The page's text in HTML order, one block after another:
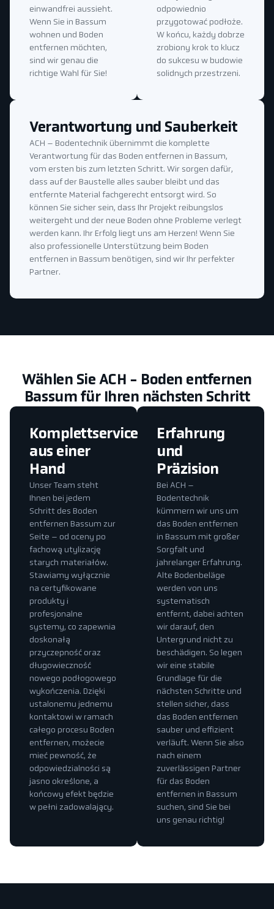
odpowiednio
przygotować podłoże.
W końcu, każdy dobrze
zrobiony krok to klucz
do sukcesu w budowie
solidnych przestrzeni.
einwandfrei aussieht.
Wenn Sie in Bassum
wohnen und Boden
entfernen möchten,
sind wir genau die
richtige Wahl für Sie!
Verantwortung und Sauberkeit
ACH – Bodentechnik übernimmt die komplette
Verantwortung für das Boden entfernen in Bassum,
vom ersten bis zum letzten Schritt. Wir sorgen dafür,
dass auf der Baustelle alles sauber bleibt und das
entfernte Material fachgerecht entsorgt wird. So
können Sie sicher sein, dass Ihr Projekt reibungslos
weitergeht und der neue Boden ohne Probleme verlegt
werden kann. Ihr Erfolg liegt uns am Herzen! Wenn Sie
also professionelle Unterstützung beim Boden
entfernen in Bassum benötigen, sind wir Ihr perfekter
Partner.
Wählen Sie ACH - Boden entfernen
Bassum für Ihren nächsten Schritt
Erfahrung
und
Präzision
Bei ACH –
Bodentechnik
kümmern wir uns um
das Boden entfernen
in Bassum mit großer
Sorgfalt und
jahrelanger Erfahrung.
Alte Bodenbeläge
werden von uns
systematisch
entfernt, dabei achten
wir darauf, den
Untergrund nicht zu
beschädigen. So legen
wir eine stabile
Grundlage für die
nächsten Schritte und
stellen sicher, dass
das Boden entfernen
sauber und effizient
verläuft. Wenn Sie also
nach einem
zuverlässigen Partner
für das Boden
entfernen in Bassum
suchen, sind Sie bei
uns genau richtig!
Komplettservice
aus einer
Hand
Unser Team steht
Ihnen bei jedem
Schritt des Boden
entfernen Bassum zur
Seite – od oceny po
fachową utylizację
starych materiałów.
Stawiamy wyłącznie
na certyfikowane
produkty i
profesjonalne
systemy, co zapewnia
doskonałą
przyczepność oraz
długowieczność
nowego podłogowego
wykończenia. Dzięki
ustalonemu jednemu
kontaktowi w ramach
całego procesu Boden
entfernen, możecie
mieć pewność, że
odpowiedzialności są
jasno określone, a
końcowy efekt będzie
w pełni zadowalający.